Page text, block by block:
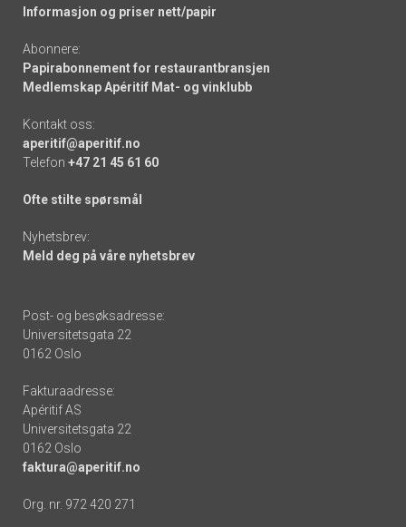
Informasjon og priser nett/papir
Abonnere:
Papirabonnement for restaurantbransjen
Medlemskap Apéritif Mat- og vinklubb
Kontakt oss:
aperitif@aperitif.no
Telefon +47 21 45 61 60
Ofte stilte spørsmål
Nyhetsbrev:
Meld deg på våre nyhetsbrev
Post- og besøksadresse:
Universitetsgata 22
0162 Oslo
Fakturaadresse:
Apéritif AS
Universitetsgata 22
0162 Oslo
faktura@aperitif.no
Org. nr. 972 420 271